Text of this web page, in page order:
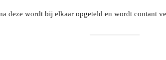
deze wordt bij elkaar opgeteld en wordt contant